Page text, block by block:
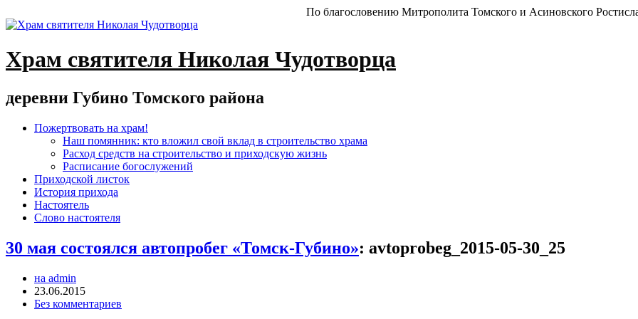
По благословению Митрополита Томского и Асиновского
Храм святителя Николая Чудотворца
деревни Губино Томского района
Пожертвовать на храм!
Наш помянник: кто вложил свой вклад в строительство храма
Расход средств на строительство и приходскую жизнь
Расписание богослужений
Приходской листок
История прихода
Настоятель
Слово настоятеля
30 мая состоялся автопробег «Томск-Губино»: avtoprobeg_2015-05-30_25
на admin
23.06.2015
Без комментариев